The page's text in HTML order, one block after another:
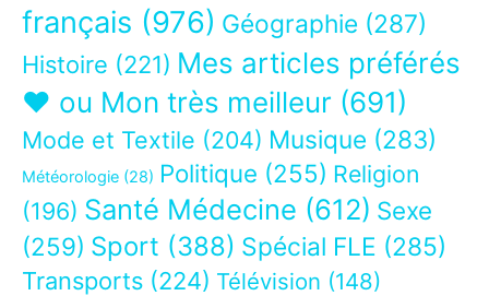
français (976) Géographie (287)
Histoire (221) Mes articles préférés
❤ ou Mon très meilleur (691)
Mode et Textile (204) Musique (283)
Météorologie (28) Politique (255) Religion
(196) Santé Médecine (612) Sexe
(259) Sport (388) Spécial FLE (285)
Transports (224) Télévision (148)